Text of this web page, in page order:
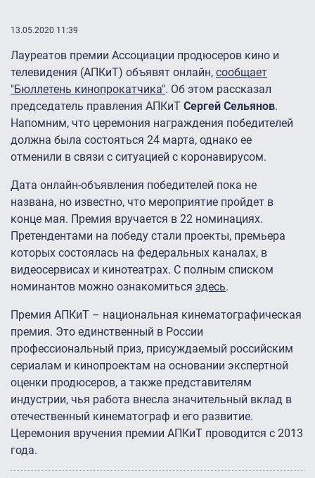
13.05.2020 11:39
Лауреатов премии Ассоциации продюсеров кино и
телевидения (АПКиТ) объявят онлайн, сообщает
"Бюллетень кинопрокатчика". Об этом рассказал
председатель правления АПКиТ Сергей Сельянов.
Напомним, что церемония награждения победителей
должна была состояться 24 марта, однако ее
отменили в связи с ситуацией с коронавирусом.
Дата онлайн-объявления победителей пока не
названа, но известно, что мероприятие пройдет в
конце мая. Премия вручается в 22 номинациях.
Претендентами на победу стали проекты, премьера
которых состоялась на федеральных каналах, в
видеосервисах и кинотеатрах. С полным списком
номинантов можно ознакомиться здесь.
Премия АПКиТ – национальная кинематографическая
премия. Это единственный в России
профессиональный приз, присуждаемый российским
сериалам и кинопроектам на основании экспертной
оценки продюсеров, а также представителям
индустрии, чья работа внесла значительный вклад в
отечественный кинематограф и его развитие.
Церемония вручения премии АПКиТ проводится с 2013
года.